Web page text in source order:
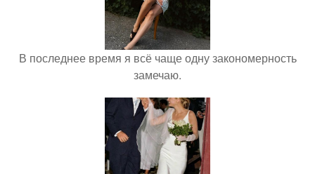
В последнее время я всё чаще одну закономерность
замечаю.